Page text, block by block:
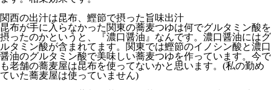
関西の出汁は昆布、鰹節で摂った旨味出汁
昆布が手に入らなかった関東の蕎麦つゆは何でグルタミン酸を
摂ったのかというと、『濃口醤油』なんです。濃口醤油にはグ
ルタミン酸が含まれてます。関東では鰹節のイノシン酸と濃口
醤油のグルタミン酸で美味しい蕎麦つゆを作っています。今で
も老舗の蕎麦屋は昆布を使ってないかと思います。(私の勤め
ていた蕎麦屋は使っていません)